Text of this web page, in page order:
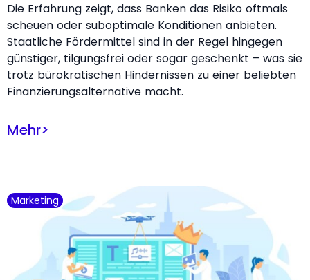
Die Erfahrung zeigt, dass Banken das Risiko oftmals
scheuen oder suboptimale Konditionen anbieten.
Staatliche Fördermittel sind in der Regel hingegen
günstiger, tilgungsfrei oder sogar geschenkt – was sie
trotz bürokratischen Hindernissen zu einer beliebten
Finanzierungsalternative macht.
Mehr>
Marketing